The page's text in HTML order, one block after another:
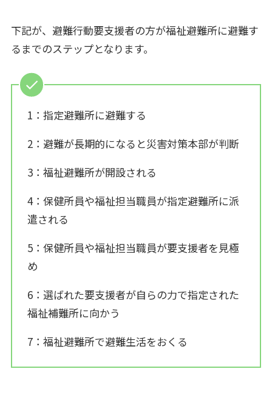
下記が、避難行動要支援者の方が福祉避難所に避難す
るまでのステップとなります。
1：指定避難所に避難する
2：避難が長期的になると災害対策本部が判断
3：福祉避難所が開設される
4：保健所員や福祉担当職員が指定避難所に派
遣される
5：保健所員や福祉担当職員が要支援者を見極
め
6：選ばれた要支援者が自らの力で指定された
福祉補難所に向かう
7：福祉避難所で避難生活をおくる